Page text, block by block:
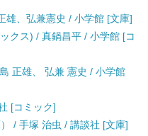
雄、弘兼憲史 / 小学館 [文庫]
クス) / 真鍋昌平 / 小学館 [コ
正雄、 弘兼 憲史 / 小学館
[コミック]
/ 手塚 治虫 / 講談社 [文庫]